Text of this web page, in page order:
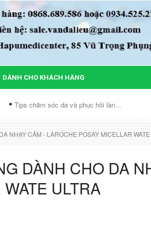
DÀNH CHO KHÁCH HÀNG
và phục hồi làn... Chế độ ăn cho da
NHẠY CẢM - LAROCHE POSAY MICELLAR
DÀNH CHO DA
ULTRA